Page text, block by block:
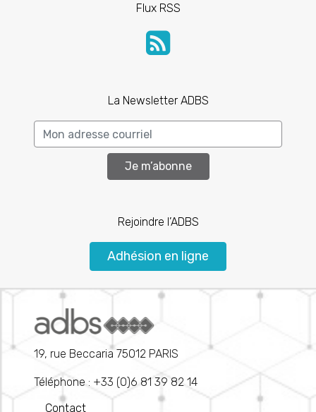
Flux RSS
La Newsletter ADBS
Je m’abonne
Rejoindre l’ADBS
Adhésion en ligne
19, rue Beccaria 75012 PARIS
Téléphone : +33 (0)6 81 39 82 14
Contact